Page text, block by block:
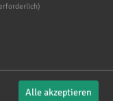
schätzen.
Alle akzeptieren